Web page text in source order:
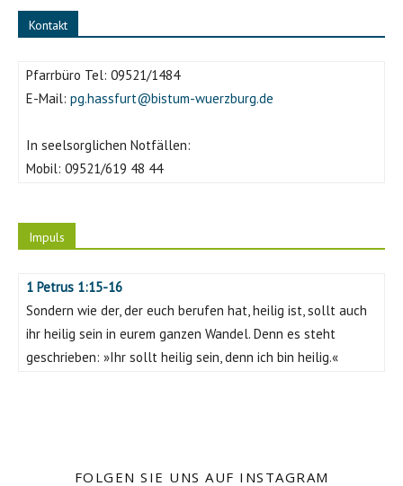
Kontakt
Pfarrbüro Tel: 09521/1484
E-Mail: pg.hassfurt@bistum-wuerzburg.de
In seelsorglichen Notfällen:
Mobil: 09521/619 48 44
Impuls
1 Petrus 1:15-16
Sondern wie der, der euch berufen hat, heilig ist, sollt auch
ihr heilig sein in eurem ganzen Wandel. Denn es steht
geschrieben: »Ihr sollt heilig sein, denn ich bin heilig.«
FOLGEN SIE UNS AUF INSTAGRAM